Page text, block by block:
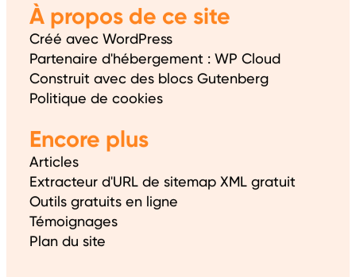
À propos de ce site
Créé avec WordPress
Partenaire d'hébergement : WP Cloud
Construit avec des blocs Gutenberg
Politique de cookies
Encore plus
Articles
Extracteur d'URL de sitemap XML gratuit
Outils gratuits en ligne
Témoignages
Plan du site